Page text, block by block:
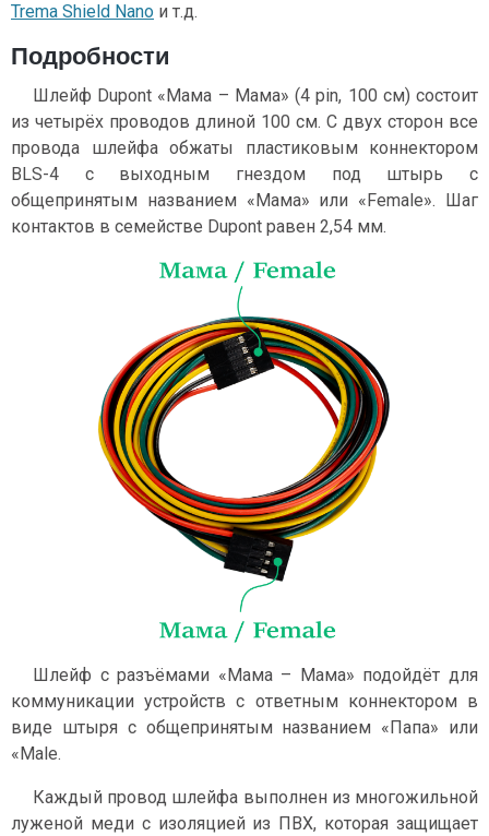
Trema Shield Nano и т.д.
Подробности
Шлейф Dupont «Мама – Мама» (4 pin, 100 см) состоит
из четырёх проводов длиной 100 см. С двух сторон все
провода шлейфа обжаты пластиковым коннектором
BLS-4 с выходным гнездом под штырь с
общепринятым названием «Мама» или «Female». Шаг
контактов в семействе Dupont равен 2,54 мм.
Шлейф с разъёмами «Мама – Мама» подойдёт для
коммуникации устройств с ответным коннектором в
виде штыря с общепринятым названием «Папа» или
«Male.
Каждый провод шлейфа выполнен из многожильной
луженой меди с изоляцией из ПВХ, которая защищает